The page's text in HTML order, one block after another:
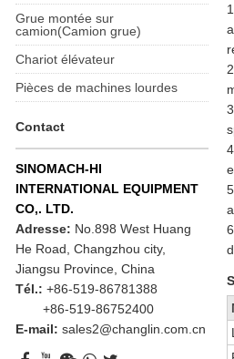
Grue montée sur
camion(Camion grue)
Chariot élévateur
Pièces de machines lourdes
Contact
SINOMACH-HI
INTERNATIONAL EQUIPMENT
CO,. LTD.
Adresse: No.898 West Huang
He Road, Changzhou city,
Jiangsu Province, China
Tél.: +86-519-86781388
+86-519-86752400
E-mail:sales2@changlin.com.cn